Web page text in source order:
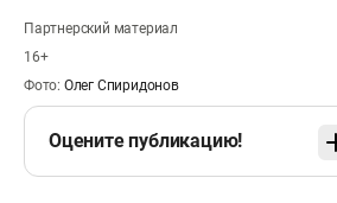
Партнерский материал
16+
Фото: Олег Спиридонов
Оцените публикацию!